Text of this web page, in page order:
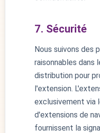
7. Sécurité
Nous suivons des
raisonnables dans
distribution pour
l'extension.
exclusivement via
d'extensions de
fournissent la